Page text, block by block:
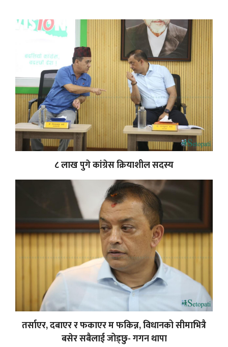
८ लाख पुगे कांग्रेस क्रियाशील सदस्य
तर्साएर, दबाएर र फकाएर म फकिन्न, विधानको सीमाभित्रै
बसेर सबैलाई जोड्छु- गगन थापा